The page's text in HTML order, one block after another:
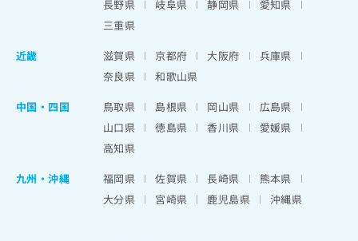
長野県
岐阜県 静岡県
愛知県
三重県
近畿
滋賀県 京都府 大阪府
兵庫県
奈良県
和歌山県
中国・四国
鳥取県 島根県 岡山県
広島県
山口県
徳島県 香川県
愛媛県
高知県
九州・沖縄
福岡県 佐賀県 長崎県
熊本県
大分県
宮崎県 鹿児島県 沖縄県